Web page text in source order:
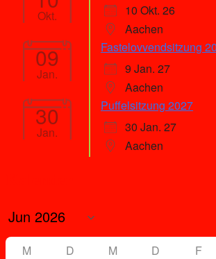
Okt.
10 Okt. 26
Aachen
09
Jan.
Fastelovvendsitzung
9 Jan. 27
Aachen
30
Jan.
Puffelsitzung 2027
30 Jan. 27
Aachen
M D M D F